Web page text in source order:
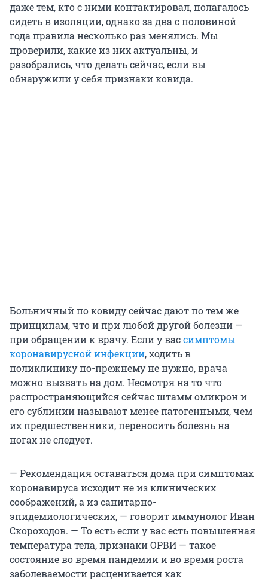
даже тем, кто с ними контактировал, полагалось
сидеть в изоляции, однако за два с половиной
года правила несколько раз менялись. Мы
проверили, какие из них актуальны, и
разобрались, что делать сейчас, если вы
обнаружили у себя признаки ковида.
Больничный по ковиду сейчас дают по тем же
принципам, что и при любой другой болезни —
при обращении к врачу. Если у вассимптомы
коронавирусной инфекции, ходить в
поликлинику по-прежнему не нужно, врача
можно вызвать на дом. Несмотря на то что
распространяющийся сейчас штамм омикрон и
его сублинии называют менее патогенными, чем
их предшественники, переносить болезнь на
ногах не следует.
— Рекомендация оставаться дома при симптомах
коронавируса исходит не из клинических
соображений, а из санитарно-
эпидемиологических, — говорит иммунолог Иван
Скороходов. — То есть если у вас есть повышенная
температура тела, признаки ОРВИ — такое
состояние во время пандемии и во время роста
заболеваемости расценивается как